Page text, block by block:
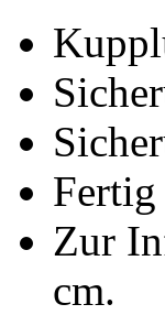
Fertig
Zur
cm.